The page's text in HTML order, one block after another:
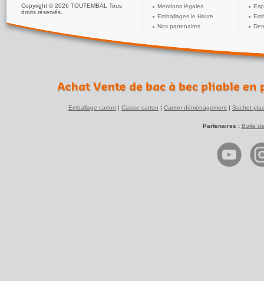
Copyright © 2026 TOUTEMBAL Tous
droits réservés.
Mentions légales
Emballages le Havre
Nos partenaires
Emballage carton | Caisse carton | Carton déménagement | Sachet
Partenaires : Boite